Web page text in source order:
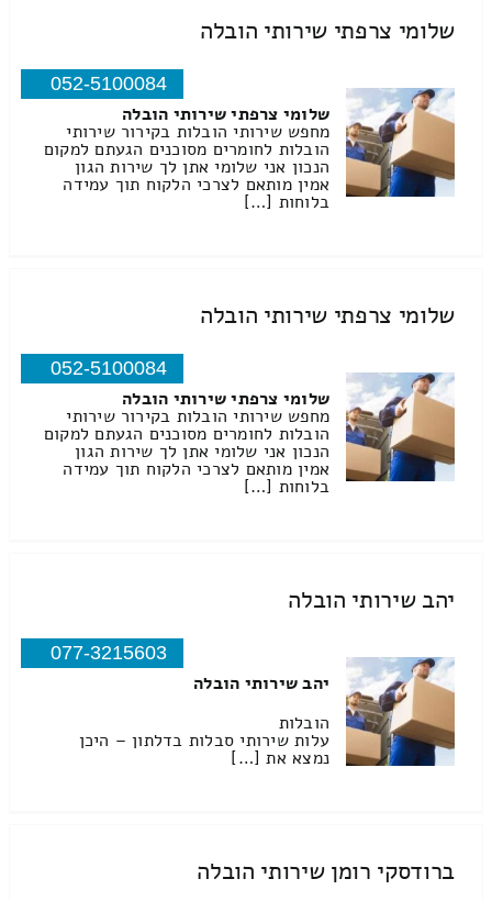
שלומי צרפתי שירותי הובלה
052-5100084
שלומי צרפתי שירותי הובלה
מחפש שירותי הובלות בקירור שירותי
הובלות לחומרים מסוכנים הגעתם למקום
הנכון אני שלומי אתן לך שירות הגון
אמין מותאם לצרכי הלקוח תוך עמידה
בלוחות […]
שלומי צרפתי שירותי הובלה
052-5100084
שלומי צרפתי שירותי הובלה
מחפש שירותי הובלות בקירור שירותי
הובלות לחומרים מסוכנים הגעתם למקום
הנכון אני שלומי אתן לך שירות הגון
אמין מותאם לצרכי הלקוח תוך עמידה
בלוחות […]
יהב שירותי הובלה
077-3215603
יהב שירותי הובלה
הובלות
עלות שירותי סבלות בדלתון – היכן
נמצא את […]
ברודסקי רומן שירותי הובלה